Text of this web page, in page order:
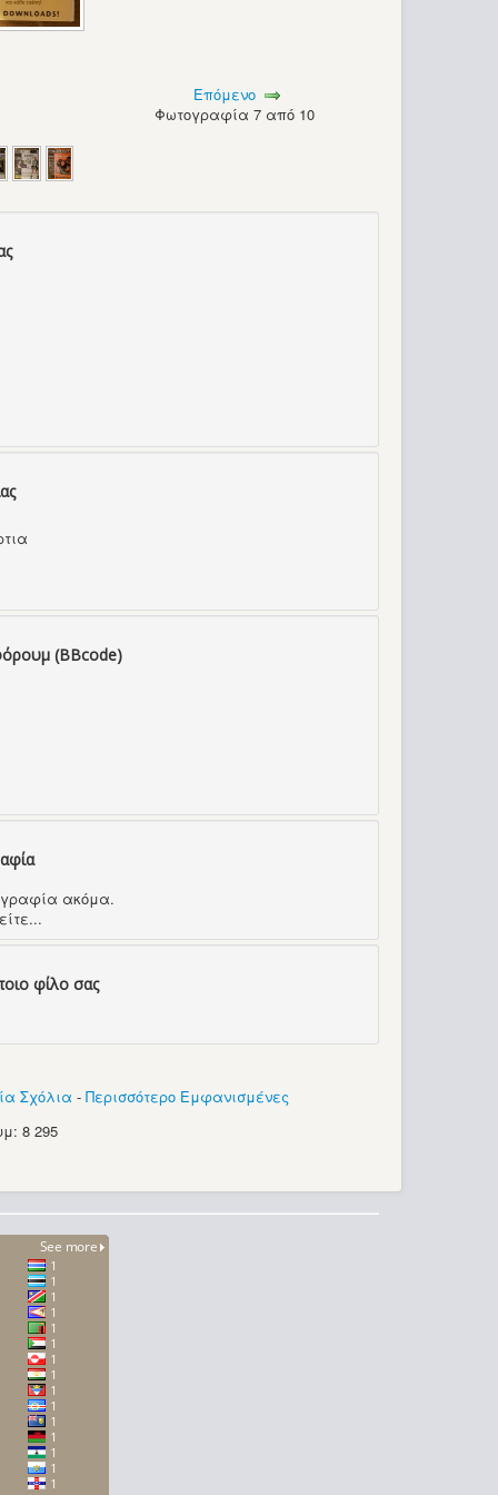
Επόμενο
Φωτογραφία 7 από 10
(BBcode)
ακόμα.
φίλο σας
Σχόλια - Περισσότερο Εμφανισμένες
8 295